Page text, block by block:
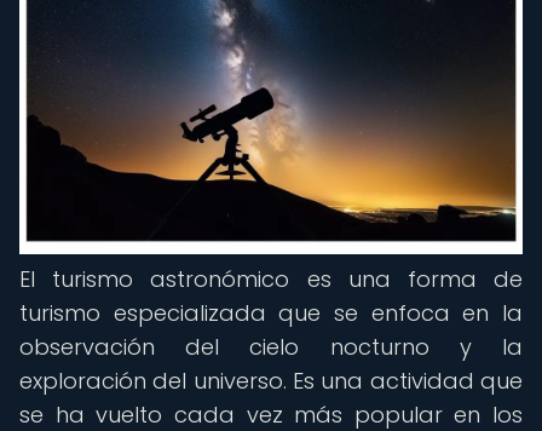
El turismo astronómico es una forma de
turismo especializada que se enfoca en la
observación del cielo nocturno y la
exploración del universo. Es una actividad que
se ha vuelto cada vez más popular en los